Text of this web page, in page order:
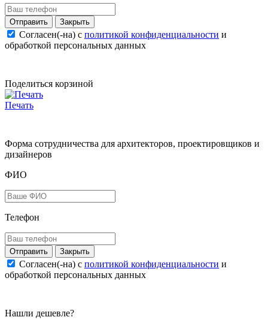
Закрыть
Согласен(-на) c политикой конфиденциальности и
обработкой персональных данных
Поделиться корзиной
Печать
Форма сотрудничества для архитекторов, проектировщиков и
дизайнеров
ФИО
Телефон
Закрыть
Согласен(-на) c политикой конфиденциальности и
обработкой персональных данных
Нашли дешевле?